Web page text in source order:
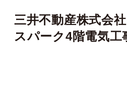
三井不動産株式会
スパーク4階電気工